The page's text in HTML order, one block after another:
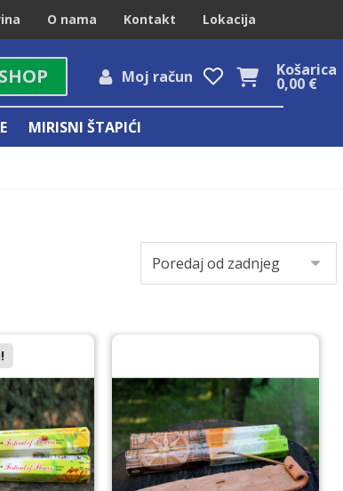
O nama Kontakt Lokacija
Košarica
0,00 €
Moj račun
MIRISNI ŠTAPIĆI